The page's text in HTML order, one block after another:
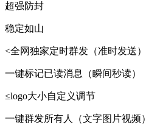
超强防封
稳定如山
<全网独家定时群发（准时发送）
一键标记已读消息（瞬间秒读）
≤logo大小自定义调节
一键群发所有人（文字图片视频）